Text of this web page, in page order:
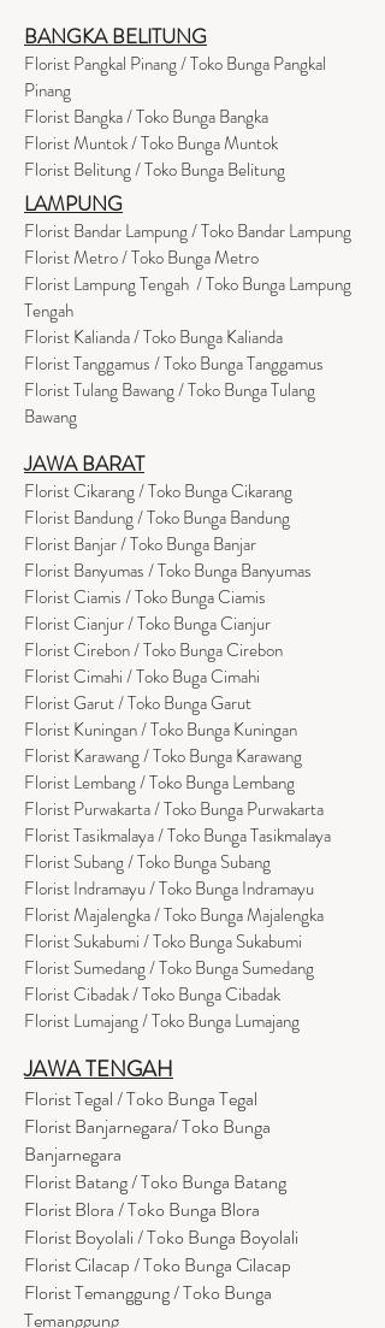
BANGKA BELITUNG
Florist Pangkal Pinang / Toko Bunga Pangkal
Pinang
Florist Bangka / Toko Bunga Bangka
Florist Muntok / Toko Bunga Muntok
Florist Belitung / Toko Bunga Belitung
LAMPUNG
Florist Bandar Lampung / Toko Bandar Lampung
Florist Metro / Toko Bunga Metro
Florist Lampung Tengah / Toko Bunga Lampung
Tengah
Florist Kalianda / Toko Bunga Kalianda
Florist Tanggamus / Toko Bunga Tanggamus
Florist Tulang Bawang / Toko Bunga Tulang
Bawang
JAWA BARAT
Florist Cikarang/ Toko Bunga Cikarang
Florist Bandung / Toko Bunga Bandung
Florist Banjar / Toko Bunga Banjar
Florist Banyumas / Toko Bunga Banyumas
Florist Ciamis / Toko Bunga Ciamis
Florist Cianjur / Toko Bunga Cianjur
Florist Cirebon / Toko Bunga Cirebon
Florist Cimahi / Toko Buga Cimahi
Florist Garut / Toko Bunga Garut
Florist Kuningan / Toko Bunga Kuningan
Florist Karawang / Toko Bunga Karawang
Florist Lembang / Toko Bunga Lembang
Florist Purwakarta / Toko Bunga Purwakarta
Florist Tasikmalaya / Toko Bunga Tasikmalaya
Florist Subang / Toko Bunga Subang
Florist Indramayu / Toko Bunga Indramayu
Florist Majalengka / Toko Bunga Majalengka
Florist Sukabumi / Toko Bunga Sukabumi
Florist Sumedang / Toko Bunga Sumedang
Florist Cibadak / Toko Bunga Cibadak
Florist Lumajang / Toko Bunga Lumajang
JAWA TENGAH
Florist Tegal / Toko Bunga Tegal
Florist Banjarnegara/ Toko Bunga
Banjarnegara
Florist Batang / Toko Bunga Batang
Florist Blora / Toko Bunga Blora
Florist Boyolali / Toko Bunga Boyolali
Florist Cilacap / Toko Bunga Cilacap
Florist Temanggung / Toko Bunga
Temanggung